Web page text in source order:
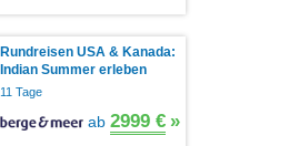
Rundreisen USA & Kanada:
Indian Summer erleben
11 Tage
ab 2999 € »